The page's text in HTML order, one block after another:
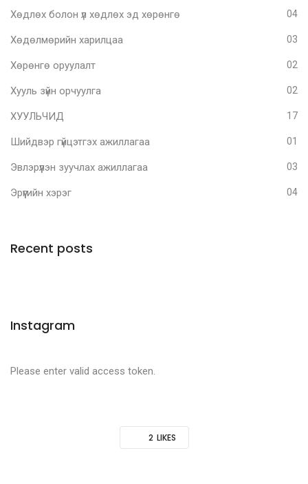
Хөдлөх болон үл хөдлөх эд хөрөнгө 04
Хөдөлмөрийн харилцаа 03
Хөрөнгө оруулалт 02
Хууль зүйн орчуулга 02
ХУУЛЬЧИД 17
Шийдвэр гүйцэтгэх ажиллагаа 01
Эвлэрүүлэн зуучлах ажиллагаа 03
Эрүүгийн хэрэг 04
Recent posts
Instagram
Please enter valid access token.
2 LIKES